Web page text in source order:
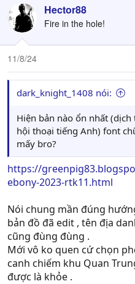
Hector88
Fire in the hole!
11/8/24
dark_knight_1408 nói:
Hiện bản nào ổn nhất
hội thoại tiếng Anh) font
mấy bro?
https://
ebony-2023-rtk11.html
Nói chung mần đúng
bản đồ đã edit , tên địa
cũng đùng đùng .
Mới vô ko quen cứ chọn
canh chiếm khu Quan
được là khỏe .